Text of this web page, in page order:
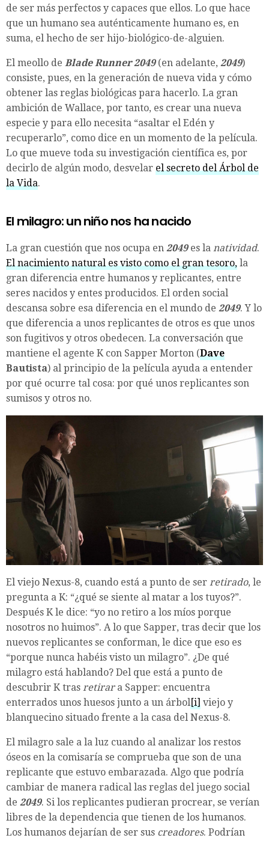
de ser más perfectos y capaces que ellos. Lo que hace
que un humano sea auténticamente humano es, en
suma, el hecho de ser hijo-biológico-de-alguien.
El meollo de Blade Runner 2049(en adelante, 2049)
consiste, pues, en la generación de nueva vida y cómo
obtener las reglas biológicas para hacerlo. La gran
ambición de Wallace, por tanto, es crear una nueva
especie y para ello necesita “asaltar el Edén y
recuperarlo”, como dice en un momento de la película.
Lo que mueve toda su investigación científica es, por
decirlo de algún modo, desvelar el secreto del Árbol de
la Vida.
El milagro: un niño nos ha nacido
La gran cuestión que nos ocupa en 2049es la natividad.
El nacimiento natural es visto como el gran tesoro, la
gran diferencia entre humanos y replicantes, entre
seres nacidos y entes producidos. El orden social
descansa sobre esa diferencia en el mundo de 2049. Y lo
que diferencia a unos replicantes de otros es que unos
son fugitivos y otros obedecen. La conversación que
mantiene el agente K con Sapper Morton (Dave
Bautista) al principio de la película ayuda a entender
por qué ocurre tal cosa: por qué unos replicantes son
sumisos y otros no.
El viejo Nexus-8, cuando está a punto de ser retirado, le
pregunta a K: “¿qué se siente al matar a los tuyos?”.
Después K le dice: “yo no retiro a los míos porque
nosotros no huimos”. A lo que Sapper, tras decir que los
nuevos replicantes se conforman, le dice que eso es
“porque nunca habéis visto un milagro”. ¿De qué
milagro está hablando? Del que está a punto de
descubrir K tras retirar a Sapper: encuentra
enterrados unos huesos junto a un árbol[i] viejo y
blanquecino situado frente a la casa del Nexus-8.
El milagro sale a la luz cuando al analizar los restos
óseos en la comisaría se comprueba que son de una
replicante que estuvo embarazada. Algo que podría
cambiar de manera radical las reglas del juego social
de 2049. Si los replicantes pudieran procrear, se verían
libres de la dependencia que tienen de los humanos.
Los humanos dejarían de ser sus creadores. Podrían